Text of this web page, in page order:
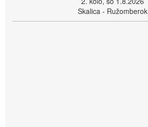
Skalica - Ružomberok